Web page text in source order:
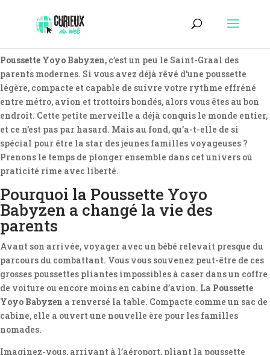
Poussette Yoyo Babyzen, c’est un peu le Saint-Graal des
parents modernes. Si vous avez déjà rêvé d’une poussette
légère, compacte et capable de suivre votre rythme effréné
entre métro, avion et trottoirs bondés, alors vous êtes au bon
endroit. Cette petite merveille a déjà conquis le monde entier,
et ce n’est pas par hasard. Mais au fond, qu’a-t-elle de si
spécial pour être la star des jeunes familles voyageuses ?
Prenons le temps de plonger ensemble dans cet univers où
praticité rime avec liberté.
Pourquoi la Poussette Yoyo
Babyzen a changé la vie des
parents
Avant son arrivée, voyager avec un bébé relevait presque du
parcours du combattant. Vous vous souvenez peut-être de ces
grosses poussettes pliantes impossibles à caser dans un coffre
de voiture ou encore moins en cabine d’avion. La Poussette
Yoyo Babyzen a renversé la table. Compacte comme un sac de
cabine, elle a ouvert une nouvelle ère pour les familles
nomades.
Imaginez-vous, arrivant à l’aéroport, pliant la poussette